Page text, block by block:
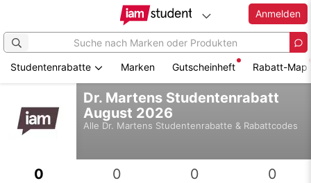
springen
Anmelden
Studentenrabatte Marken Gutscheinheft Rabatt-Map
Dr. Martens Studentenrabatt
August 2026
Alle Dr. Martens Studentenrabatte & Rabattcodes
0 0 0 0